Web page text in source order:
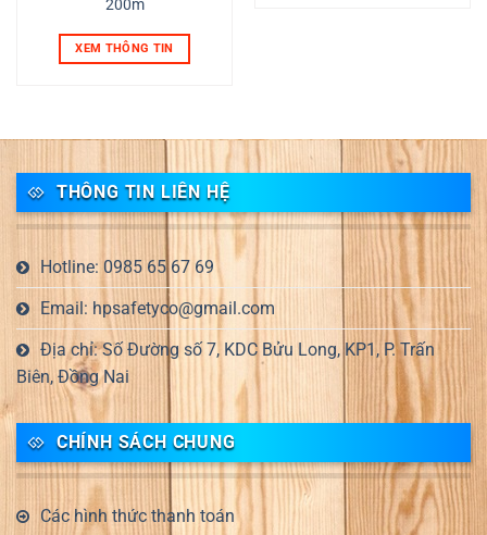
200m
XEM THÔNG TIN
THÔNG TIN LIÊN HỆ
Hotline: 0985 65 67 69
Email: hpsafetyco@gmail.com
Địa chỉ: Số Đường số 7, KDC Bửu Long, KP1, P. Trấn
Biên, Đồng Nai
CHÍNH SÁCH CHUNG
Các hình thức thanh toán